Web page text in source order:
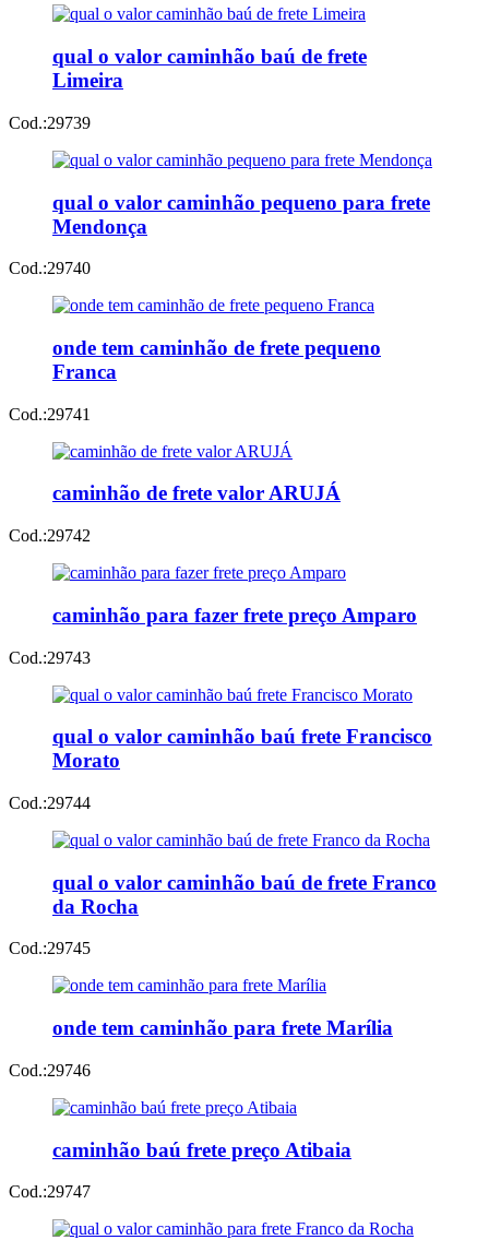
qual o valor caminhão baú de frete
Limeira
Cod.:29739
qual o valor caminhão pequeno para frete
Mendonça
Cod.:29740
onde tem caminhão de frete pequeno
Franca
Cod.:29741
caminhão de frete valor ARUJÁ
Cod.:29742
caminhão para fazer frete preço Amparo
Cod.:29743
qual o valor caminhão baú frete Francisco
Morato
Cod.:29744
qual o valor caminhão baú de frete Franco
da Rocha
Cod.:29745
onde tem caminhão para frete Marília
Cod.:29746
caminhão baú frete preço Atibaia
Cod.:29747